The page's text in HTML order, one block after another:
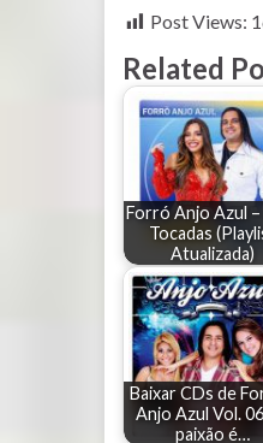
Post Views:
Related
Forró Anjo Azul –
Tocadas
Atualizada)
Baixar CDs de
Anjo Azul Vol.
paixão é…